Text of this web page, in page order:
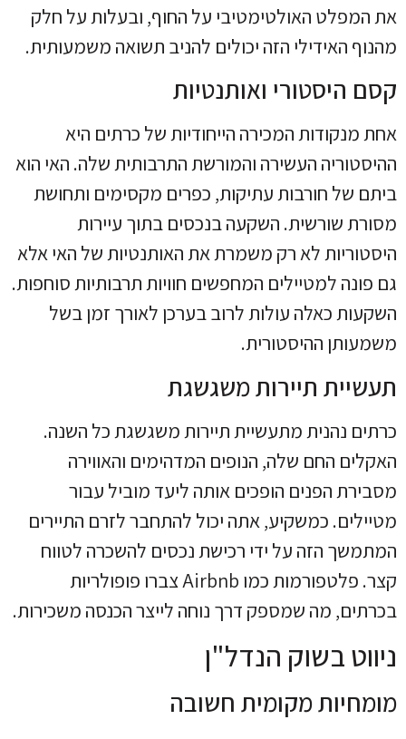
את המפלט האולטימטיבי על החוף, ובעלות על חלק
מהנוף האידילי הזה יכולים להניב תשואה משמעותית.
קסם היסטורי ואותנטיות
אחת מנקודות המכירה הייחודיות של כרתים היא
ההיסטוריה העשירה והמורשת התרבותית שלה. האי הוא
ביתם של חורבות עתיקות, כפרים מקסימים ותחושת
מסורת שורשית. השקעה בנכסים בתוך עיירות
היסטוריות לא רק משמרת את האותנטיות של האי אלא
גם פונה למטיילים המחפשים חוויות תרבותיות סוחפות.
השקעות כאלה עולות לרוב בערכן לאורך זמן בשל
משמעותן ההיסטורית.
תעשיית תיירות משגשגת
כרתים נהנית מתעשיית תיירות משגשגת כל השנה.
האקלים החם שלה, הנופים המדהימים והאווירה
מסבירת הפנים הופכים אותה ליעד מוביל עבור
מטיילים. כמשקיע, אתה יכול להתחבר לזרם התיירים
המתמשך הזה על ידי רכישת נכסים להשכרה לטווח
קצר. פלטפורמות כמו Airbnb צברו פופולריות
בכרתים, מה שמספק דרך נוחה לייצר הכנסה משכירות.
ניווט בשוק הנדל"ן
מומחיות מקומית חשובה